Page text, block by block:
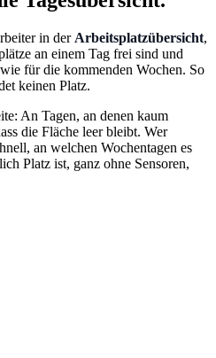
in der Arbeitsplatzübersicht,
an einem Tag frei sind und
für die kommenden Wochen. So
keinen Platz.
An Tagen, an denen kaum
die Fläche leer bleibt. Wer
an welchen Wochentagen es
Platz ist, ganz ohne Sensoren,